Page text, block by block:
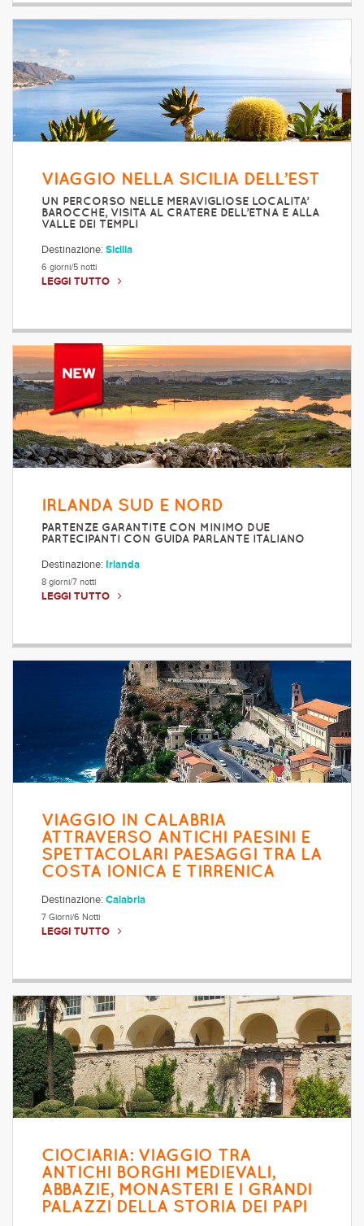
VIAGGIO NELLA SICILIA DELL’EST
UN PERCORSO NELLE MERAVIGLIOSE LOCALITA’
BAROCCHE, VISITA AL CRATERE DELL’ETNA E ALLA
VALLE DEI TEMPLI
Destinazione: Sicilia
6 giorni/5 notti
LEGGI TUTTO
IRLANDA SUD E NORD
PARTENZE GARANTITE CON MINIMO DUE
PARTECIPANTI CON GUIDA PARLANTE ITALIANO
Destinazione: Irlanda
8 giorni/7 notti
LEGGI TUTTO
VIAGGIO IN CALABRIA
ATTRAVERSO ANTICHI PAESINI E
SPETTACOLARI PAESAGGI TRA LA
COSTA IONICA E TIRRENICA
Destinazione: Calabria
7 Giorni/6 Notti
LEGGI TUTTO
CIOCIARIA: VIAGGIO TRA
ANTICHI BORGHI MEDIEVALI,
ABBAZIE, MONASTERI E I GRANDI
PALAZZI DELLA STORIA DEI PAPI